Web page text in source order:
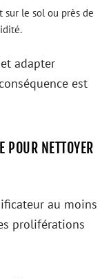
sur le sol ou près de
adapter
est
POUR NETTOYER
au moins
proliférations